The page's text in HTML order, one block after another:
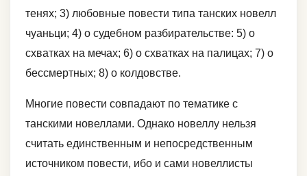
тенях; 3) любовные повести типа танских новелл
чуаньци; 4) о судебном разбирательстве: 5) о
схватках на мечах; 6) о схватках на палицах; 7) о
бессмертных; 8) о колдовстве.
Многие повести совпадают по тематике с
танскими новеллами. Однако новеллу нельзя
считать единственным и непосредственным
источником повести, ибо и сами новеллисты